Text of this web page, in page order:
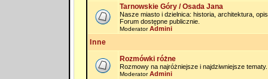
Tarnowskie Góry / Osada Jana
Nasze miasto i dzielnica: historia, architektura,
Forum dostępne publicznie.
ModeratorAdmini
Inne
Rozmówki różne
Rozmowy na najróżniejsze i najdziwniejsze tematy.
ModeratorAdmini